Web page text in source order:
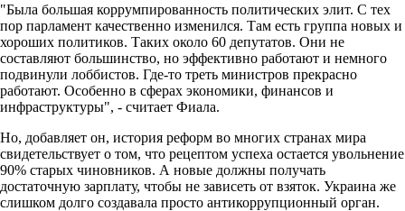
"Была большая коррумпированность политических элит. С тех
пор парламент качественно изменился. Там есть группа новых и
хороших политиков. Таких около 60 депутатов. Они не
составляют большинство, но эффективно работают и немного
подвинули лоббистов. Где-то треть министров прекрасно
работают. Особенно в сферах экономики, финансов и
инфраструктуры", - считает Фиала.
Но, добавляет он, история реформ во многих странах мира
свидетельствует о том, что рецептом успеха остается увольнение
90% старых чиновников. А новые должны получать
достаточную зарплату, чтобы не зависеть от взяток. Украина же
слишком долго создавала просто антикоррупционный орган.